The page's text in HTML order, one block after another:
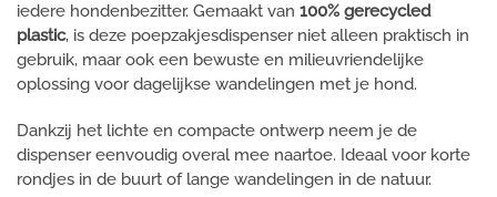
iedere hondenbezitter. Gemaakt van 100% gerecycled
plastic, is deze poepzakjesdispenser niet alleen praktisch in
gebruik, maar ook een bewuste en milieuvriendelijke
oplossing voor dagelijkse wandelingen met je hond.
Dankzij het lichte en compacte ontwerp neem je de
dispenser eenvoudig overal mee naartoe. Ideaal voor korte
rondjes in de buurt of lange wandelingen in de natuur.